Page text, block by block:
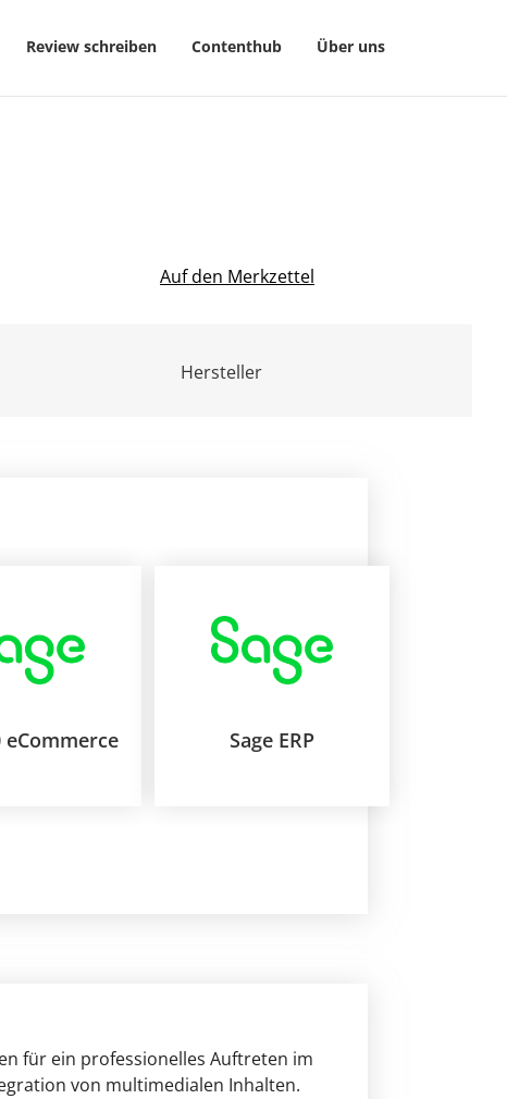
Review schreiben Contenthub Über uns
Auf den Merkzettel
Hersteller
für ein professionelles Auftreten im
von multimedialen Inhalten.
eCommerce Sage ERP